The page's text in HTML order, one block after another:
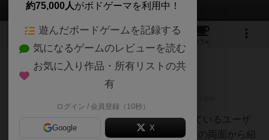
7 2 7
カフェ
209名
ボードゲームを1,000個以上持っているユーザ
ー視点で良かった点と悪かった点の両面から紹
約75,000人がボドゲーマを利用中！
遊んだボードゲームを記録する
気になるゲームのレビューを読む
お気に入り作品・所有リストの共
有
ログイン / 会員登録（10秒）
Google X